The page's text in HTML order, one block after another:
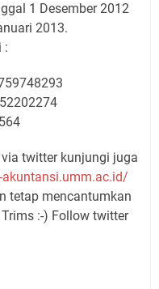
1 Desember 2012
2013.
:
via twitter kunjungi juga
tetap mencantumkan
:-) Follow twitter